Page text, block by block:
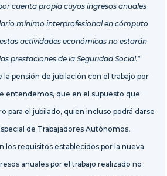
cuenta propia cuyos ingresos anuales
mínimo interprofesional en cómputo
actividades económicas no estarán
prestaciones de la Seguridad Social."
pensión de jubilación con el trabajo por
entendemos, que en el supuesto que
para el jubilado, quien incluso podrá darse
de Trabajadores Autónomos,
los requisitos establecidos por la nueva
anuales por el trabajo realizado no